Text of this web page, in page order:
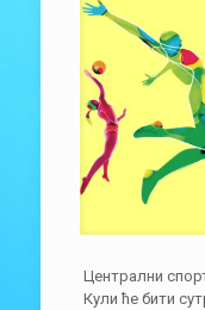
Централни
Кули ће бити